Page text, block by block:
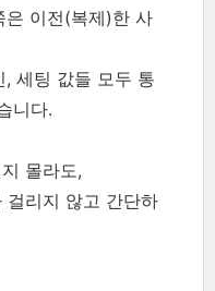
은 이전(복제)한 사
, 세팅 값들 모두 통
니다.
몰라도,
걸리지 않고 간단하